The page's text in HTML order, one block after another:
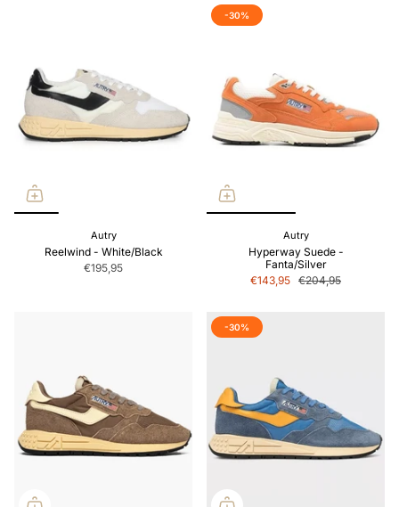
Autry
Reelwind - White/Black
€195,95
-30%
Autry
Hyperway Suede -
Fanta/Silver
€143,95 €204,95
-30%